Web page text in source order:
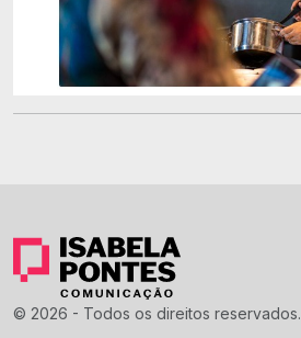
© 2026 - Todos os direitos reservados.